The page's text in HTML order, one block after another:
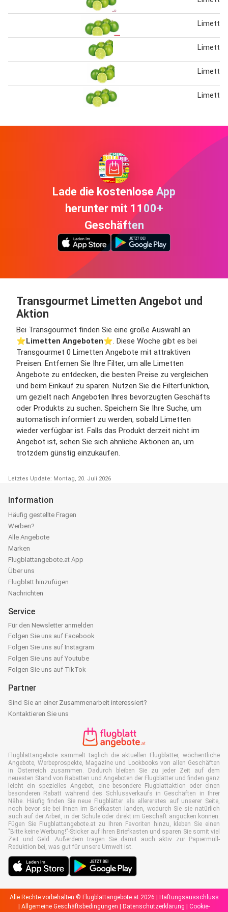
Limetten
Limetten
Limetten
Limetten
Lade die kostenlose App
herunter mit 1100+
Geschäften
Transgourmet Limetten Angebot und
Aktion
Bei Transgourmet finden Sie eine große Auswahl an
⭐️Limetten Angeboten⭐️. Diese Woche gibt es bei
Transgourmet 0 Limetten Angebote mit attraktiven
Preisen. Entfernen Sie Ihre Filter, um alle Limetten
Angebote zu entdecken, die besten Preise zu vergleichen
und beim Einkauf zu sparen. Nutzen Sie die Filterfunktion,
um gezielt nach Angeboten Ihres bevorzugten Geschäfts
oder Produkts zu suchen. Speichern Sie Ihre Suche, um
automatisch informiert zu werden, sobald Limetten
wieder verfügbar ist. Falls das Produkt derzeit nicht im
Angebot ist, sehen Sie sich ähnliche Aktionen an, um
trotzdem günstig einzukaufen.
Letztes Update: Montag, 20. Juli 2026
Information
Häufig gestellte Fragen
Werben?
Alle Angebote
Marken
Flugblattangebote.at App
Über uns
Flugblatt hinzufügen
Nachrichten
Service
Für den Newsletter anmelden
Folgen Sie uns auf Facebook
Folgen Sie uns auf Instagram
Folgen Sie uns auf Youtube
Folgen Sie uns auf TikTok
Partner
Sind Sie an einer Zusammenarbeit interessiert?
Kontaktieren Sie uns
Flugblattangebote sammelt täglich die aktuellen Flugblätter, wöchentliche
Angebote, Werbeprospekte, Magazine und Lookbooks von allen Geschäften
in Österreich zusammen. Dadurch bleiben Sie zu jeder Zeit auf dem
neuesten Stand von Rabatten und Angeboten der Flugblätter und finden ganz
leicht ein spezielles Angebot, eine besondere Flugblattaktion oder einen
besonderen Rabatt während des Schlussverkaufs in Geschäften in Ihrer
Nähe. Häufig finden Sie neue Flugblätter als allererstes auf unserer Seite,
noch bevor sie bei Ihnen im Briefkasten landen, wodurch Sie sie natürlich
auch auf der Arbeit, in der Schule oder direkt im Geschäft angucken können.
Fügen Sie Flugblattangebote.at zu Ihren Favoriten hinzu, kleben Sie einen
"Bitte keine Werbung!"-Sticker auf Ihren Briefkasten und sparen Sie somit viel
Zeit und Geld. Außerdem tragen Sie damit auch aktiv zur Papiermüll-
Reduktion bei, was gut für unsere Umwelt ist.
Alle Rechte vorbehalten © Flugblattangebote.at 2026 |
Haftungsausschluss
Allgemeine Geschäftsbedingungen Datenschutzerklärung Cookie-